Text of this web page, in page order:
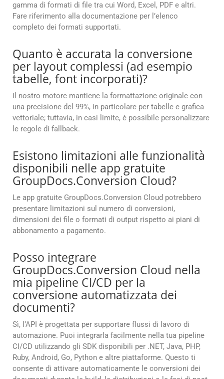
gamma di formati di file tra cui Word, Excel, PDF e altri.
Fare riferimento alla documentazione per l’elenco
completo dei formati supportati.
Quanto è accurata la conversione
per layout complessi (ad esempio
tabelle, font incorporati)?
Il nostro motore mantiene la formattazione originale con
una precisione del 99%, in particolare per tabelle e grafica
vettoriale; tuttavia, in casi limite, è possibile personalizzare
le regole di fallback.
Esistono limitazioni alle funzionalità
disponibili nelle app gratuite
GroupDocs.Conversion Cloud?
Le app gratuite GroupDocs.Conversion Cloud potrebbero
presentare limitazioni sul numero di conversioni,
dimensioni dei file o formati di output rispetto ai piani di
abbonamento a pagamento.
Posso integrare
GroupDocs.Conversion Cloud nella
mia pipeline CI/CD per la
conversione automatizzata dei
documenti?
Sì, l’API è progettata per supportare flussi di lavoro di
automazione. Puoi integrarla facilmente nella tua pipeline
CI/CD utilizzando gli SDK disponibili per .NET, Java, PHP,
Ruby, Android, Go, Python e altre piattaforme. Questo ti
consente di attivare automaticamente le conversioni dei